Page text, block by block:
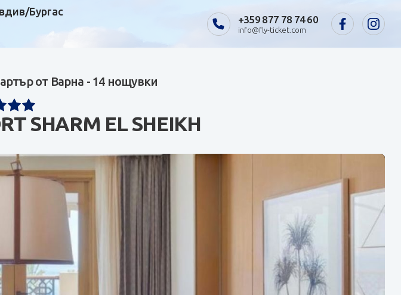
Бургас
+359 877 78 74 60
info@fly-ticket.com
от Варна - 14 нощувки
SHARM EL SHEIKH